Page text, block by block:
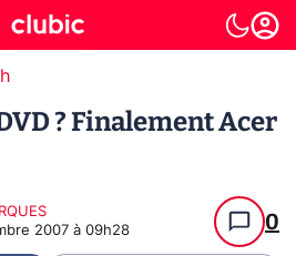
? Finalement Acer
2007 à 09h28 0